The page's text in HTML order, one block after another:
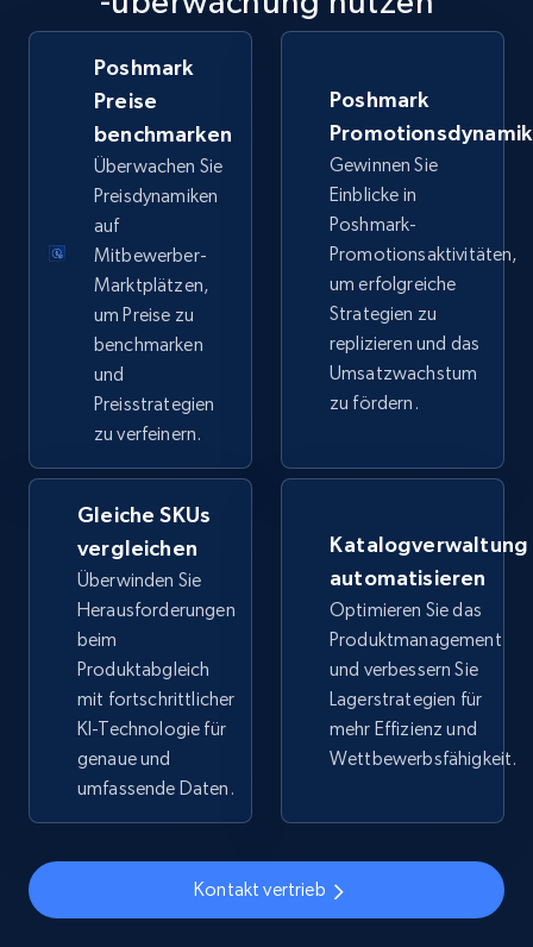
TikTok Shop
URL, Title, Available, Description, Currency, Initial
price, Final price, Discount percent, and more.
5.4K+ 668+ Jetzt anfangen
TikTok Shop - category
URL, Title, Available, Description, Currency, Initial
price, Final price, Discount percent, and more.
5.4K+ Jetzt anfangen
by keywords search
URL, Title, Available, Description, Currency, Initial
price, Final price, Discount percent, and more.
TikTok Shop - discover records by shop url
668+ Jetzt anfangen
Poshmark
Preise
benchmarken
Überwachen Sie
Preisdynamiken
auf
Mitbewerber-
Marktplätzen,
um Preise zu
benchmarken
und
Preisstrategien
zu verfeinern.
Poshmark
Gewinnen Sie
Einblicke in
Poshmark-
Promotionsaktivitäten,
um erfolgreiche
Strategien zu
replizieren und das
Umsatzwachstum
zu fördern.
Gleiche SKUs
vergleichen
Überwinden Sie
Herausforderungen
beim
Produktabgleich
mit fortschrittlicher
KI-Technologie für
genaue und
umfassende Daten.
Katalogverwaltung
automatisieren
Optimieren Sie das
Produktmanagement
und verbessern Sie
Lagerstrategien für
mehr Effizienz und
Wettbewerbsfähigkeit.
Kontakt vertrieb